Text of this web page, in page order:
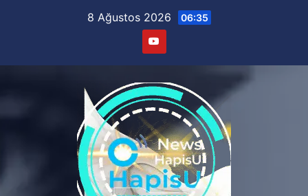
8 Ağustos 2026 06:35